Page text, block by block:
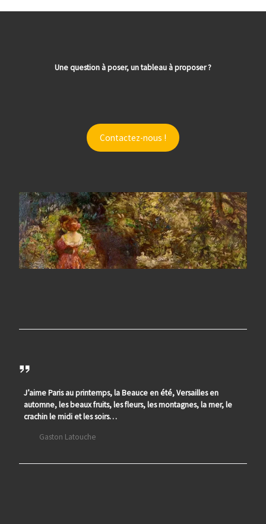
Une question à poser, un tableau à proposer ?
Contactez-nous !
J’aime Paris au printemps, la Beauce en été, Versailles en
automne, les beaux fruits, les fleurs, les montagnes, la mer, le
crachin le midi et les soirs…
Gaston Latouche